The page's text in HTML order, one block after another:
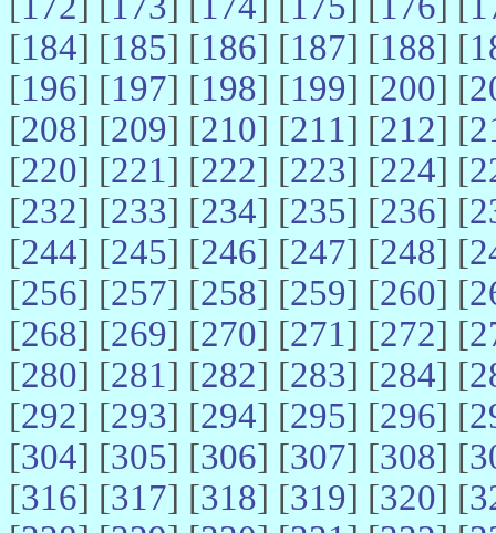
[184] [185] [186] [187] [188] [
[196] [197] [198] [199] [200] [
[208] [209] [210] [211] [212] [
[220] [221] [222] [223] [224] [
[232] [233] [234] [235] [236] [
[244] [245] [246] [247] [248] [
[256] [257] [258] [259] [260] [
[268] [269] [270] [271] [272] [
[280] [281] [282] [283] [284] [
[292] [293] [294] [295] [296] [
[304] [305] [306] [307] [308] [
[316] [317] [318] [319] [320] [